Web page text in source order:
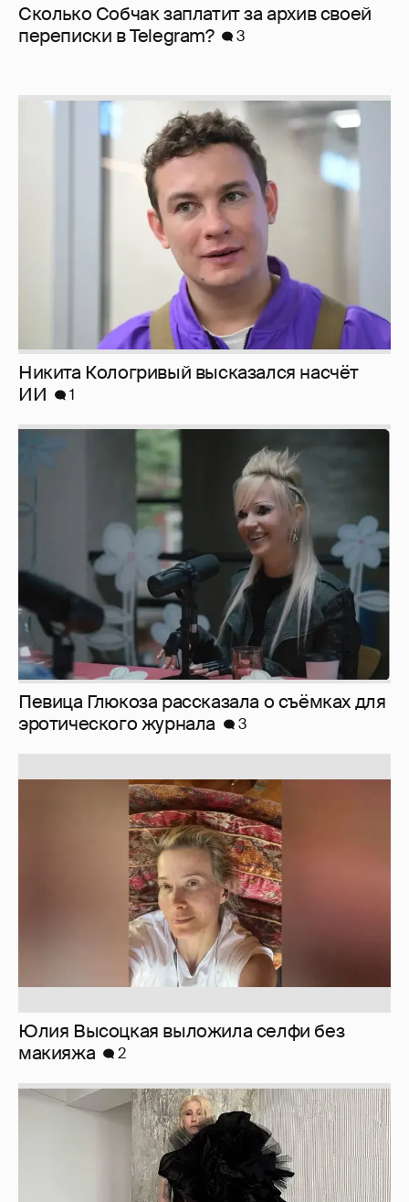
Сколько Собчак заплатит за архив своей
перeписки в Telegram?
3
Никита Кологривый высказался насчёт
ИИ
1
Певица Глюкоза рассказала о съёмках для
эротического журнала
3
Юлия Высоцкая выложила селфи без
макияжа
2